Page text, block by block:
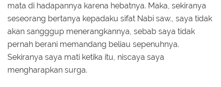
mata di hadapannya karena hebatnya. Maka, sekiranya
seseorang bertanya kepadaku sifat Nabi saw., saya tidak
akan sangggup menerangkannya, sebab saya tidak
pernah berani memandang beliau sepenuhnya.
Sekiranya saya mati ketika itu, niscaya saya
mengharapkan surga.